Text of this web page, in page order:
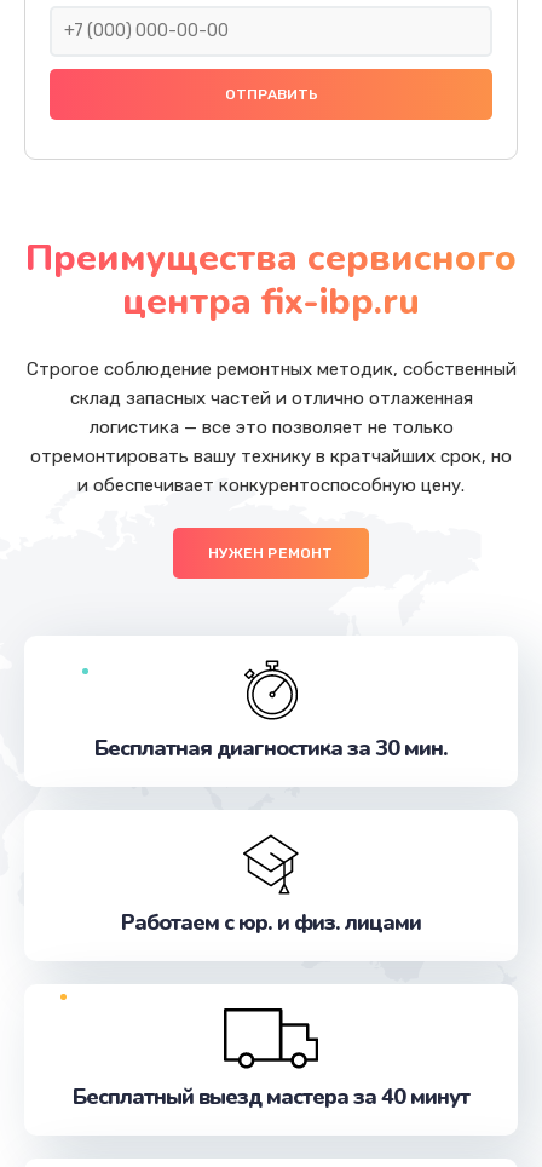
Преимущества сервисного
центра fix-ibp.ru
Строгое соблюдение ремонтных методик, собственный
склад запасных частей и отлично отлаженная
логистика — все это позволяет не только
отремонтировать вашу технику в кратчайших срок, но
и обеспечивает конкурентоспособную цену.
НУЖЕН РЕМОНТ
Бесплатная диагностика за 30 мин.
Работаем с юр. и физ. лицами
Бесплатный выезд мастера за 40 минут